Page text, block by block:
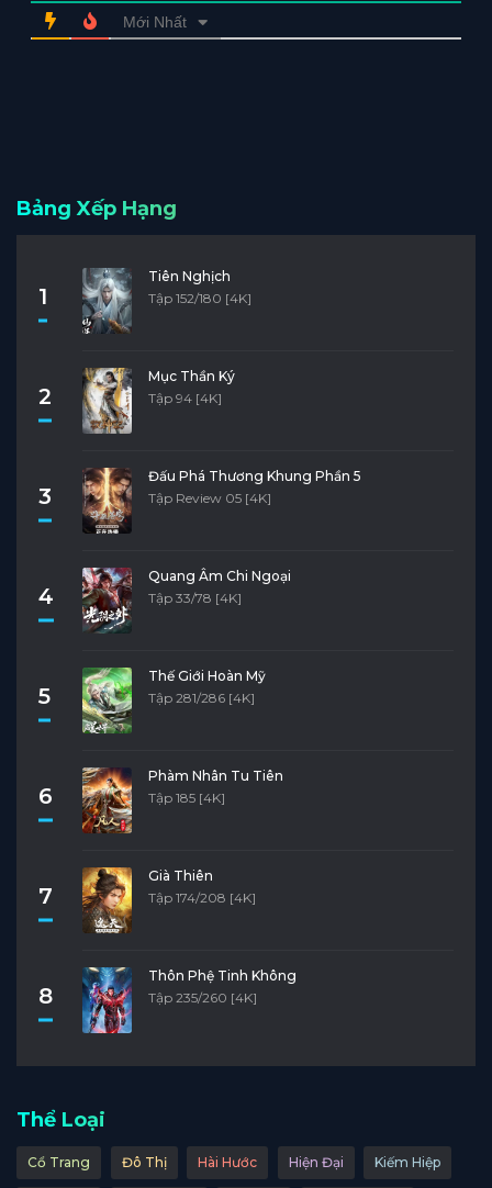
Mới Nhất
Bảng Xếp Hạng
1
Tiên Nghịch
Tập 152/180 [4K]
2
Mục Thần Ký
Tập 94 [4K]
3
Đấu Phá Thương Khung Phần 5
Tập Review 05 [4K]
4
Quang Âm Chi Ngoại
Tập 33/78 [4K]
5
Thế Giới Hoàn Mỹ
Tập 281/286 [4K]
6
Phàm Nhân Tu Tiên
Tập 185 [4K]
7
Già Thiên
Tập 174/208 [4K]
8
Thôn Phệ Tinh Không
Tập 235/260 [4K]
Thể Loại
Cổ Trang Đô Thị Hài Hước Hiện Đại Kiếm Hiệp